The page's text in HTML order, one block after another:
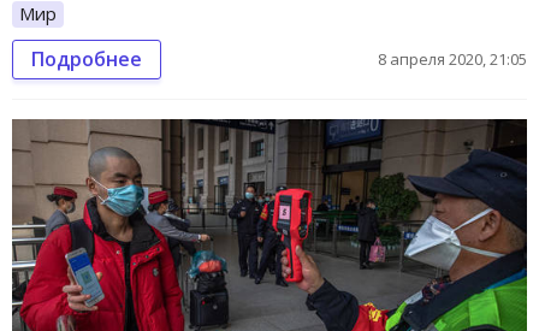
Мир
Подробнее 8 апреля 2020, 21:05